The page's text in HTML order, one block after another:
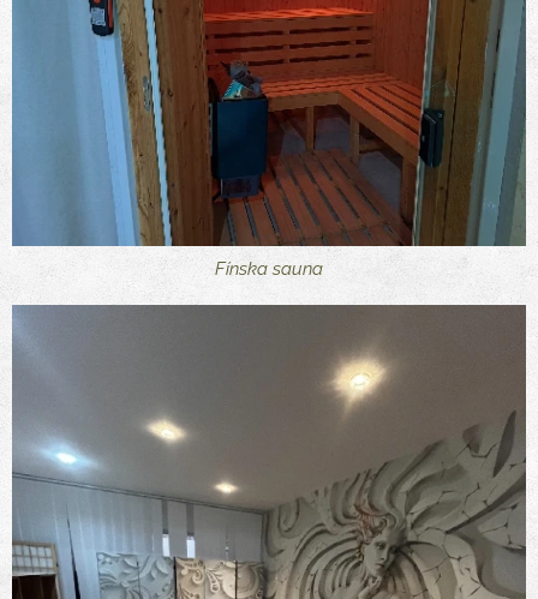
Fínska sauna